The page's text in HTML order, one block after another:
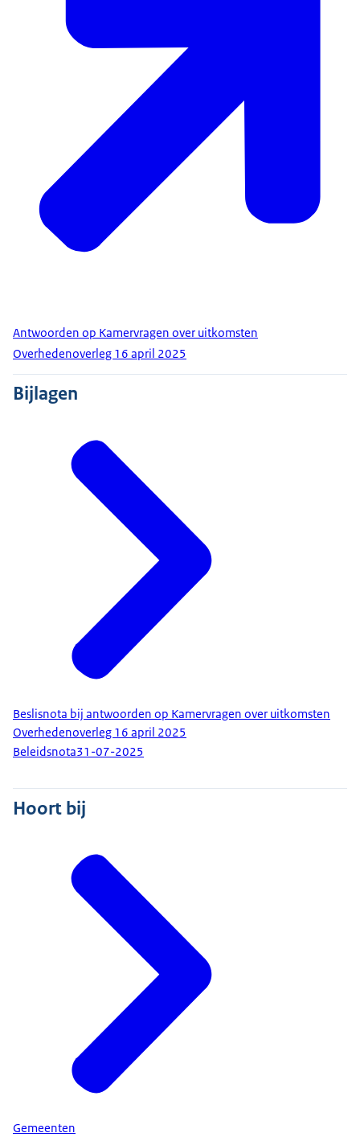
Antwoorden op Kamervragen over uitkomsten
Overhedenoverleg 16 april 2025
Bijlagen
Beslisnota bij antwoorden op Kamervragen over uitkomsten
Overhedenoverleg 16 april 2025
Beleidsnota31-07-2025
Hoort bij
Gemeenten